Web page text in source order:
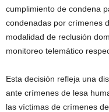
cumplimiento de condena
condenadas por crímenes
modalidad de reclusión
monitoreo telemático
Esta decisión refleja una
ante crímenes de lesa
las víctimas de crímenes